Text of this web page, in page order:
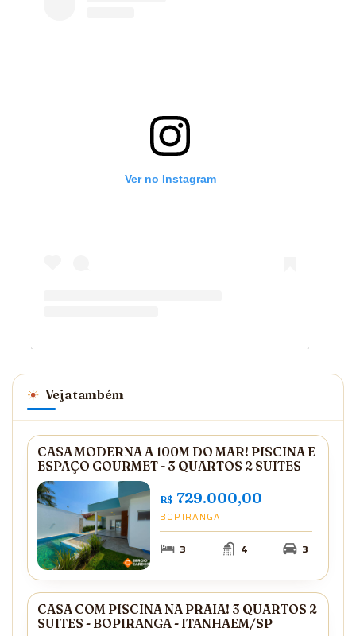
Ver no Instagram
Veja também
CASA MODERNA A 100M DO MAR! PISCINA E
ESPAÇO GOURMET - 3 QUARTOS 2 SUITES
R$ 729.000,00
BOPIRANGA
3 4 3
CASA COM PISCINA NA PRAIA! 3 QUARTOS 2
SUITES - BOPIRANGA - ITANHAEM/SP